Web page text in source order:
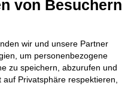
a function
von Besuchern
wir und unsere Partner
um personenbezogene
zu speichern, abzurufen und
Privatsphäre respektieren,